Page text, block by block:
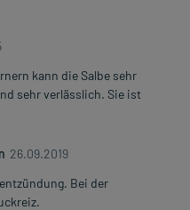
mit einem Arzt
des/jedes
Mehr anzeigen
kann die Salbe sehr
sehr verlässlich. Sie ist
26.09.2019
Bei der